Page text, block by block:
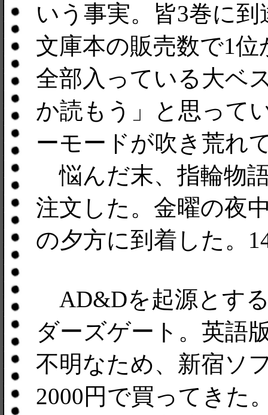
いう事実。皆3巻に
文庫本の販売数で1
全部入っている大ベ
か読もう」と思って
ーモードが吹き荒れ
悩んだ末、指輪物
注文した。金曜の夜
の夕方に到着した。
AD&Dを起源とする
ダーズゲート。英語
不明なため、新宿ソ
2000円で買ってきた